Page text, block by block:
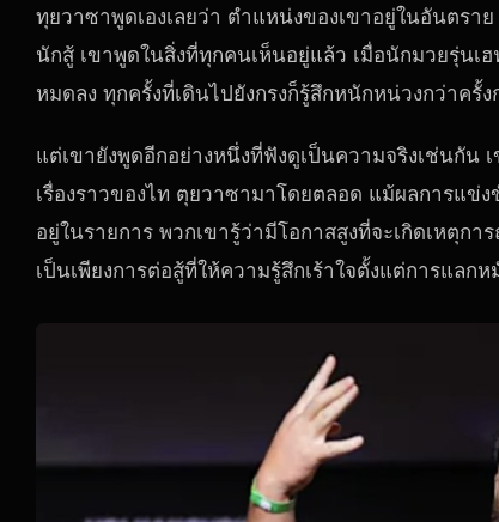
ทุยวาซาพูดเองเลยว่า ตำแหน่งของเขาอยู่ในอันตรา
นักสู้ เขาพูดในสิ่งที่ทุกคนเห็นอยู่แล้ว เมื่อนักมวยรุ่น
หมดลง ทุกครั้งที่เดินไปยังกรงก็รู้สึกหนักหน่วงกว่าครั้ง
แต่เขายังพูดอีกอย่างหนึ่งที่ฟังดูเป็นความจริงเช่นกัน
เรื่องราวของไท ตุยวาซามาโดยตลอด แม้ผลการแข่
อยู่ในรายการ พวกเขารู้ว่ามีโอกาสสูงที่จะเกิดเหตุก
เป็นเพียงการต่อสู้ที่ให้ความรู้สึกเร้าใจตั้งแต่การแลกห